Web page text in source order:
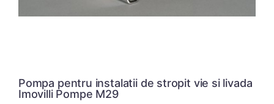
Pompa pentru instalatii de stropit vie si livada
Imovilli Pompe M29